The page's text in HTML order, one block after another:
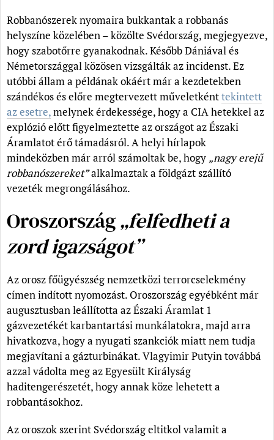
Robbanószerek nyomaira bukkantak a robbanás
helyszíne közelében – közölte Svédország, megjegyezve,
hogy szabotőrre gyanakodnak. Később Dániával és
Németországgal közösen vizsgálták az incidenst. Ez
utóbbi állam a példának okáért már a kezdetekben
szándékos és előre megtervezett műveletkénttekintett
az esetre,melynek érdekessége, hogy a CIA hetekkel az
explózió előtt figyelmeztette az országot az Északi
Áramlatot érő támadásról. A helyi hírlapok
mindeközben már arról számoltak be, hogy „nagy erejű
robbanószereket”alkalmaztak a földgázt szállító
vezeték megrongálásához.
Oroszország„felfedheti a
zord igazságot”
Az orosz főügyészség nemzetközi terrorcselekmény
címen indított nyomozást. Oroszország egyébként már
augusztusban leállította az Északi Áramlat 1
gázvezetékét karbantartási munkálatokra, majd arra
hivatkozva, hogy a nyugati szankciók miatt nem tudja
megjavítani a gázturbinákat. Vlagyimir Putyin továbbá
azzal vádolta meg az Egyesült Királyság
haditengerészetét, hogy annak köze lehetett a
robbantásokhoz.
Az oroszok szerint Svédország eltitkol valamit a